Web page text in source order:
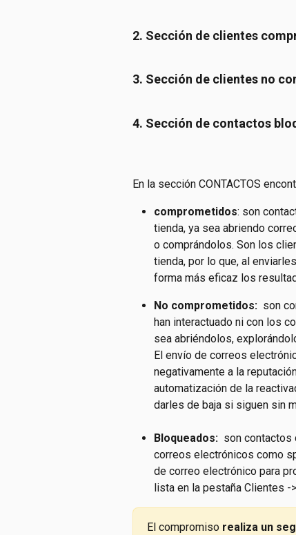
2. Sección de clientes
3. Sección de clientes no
4. Sección de contactos
En la sección CONTACTOS
comprometidos: son
tienda, ya sea abriendo
o comprándolos. Son los
tienda, por lo que, al
forma más eficaz los
No comprometidos: son
han interactuado ni con los
sea abriéndolos,
El envío de correos
negativamente a la
automatización de la
darles de baja si siguen sin
Bloqueados: son contactos
correos electrónicos como
de correo electrónico para
lista en la pestaña Clientes
El compromiso realiza un